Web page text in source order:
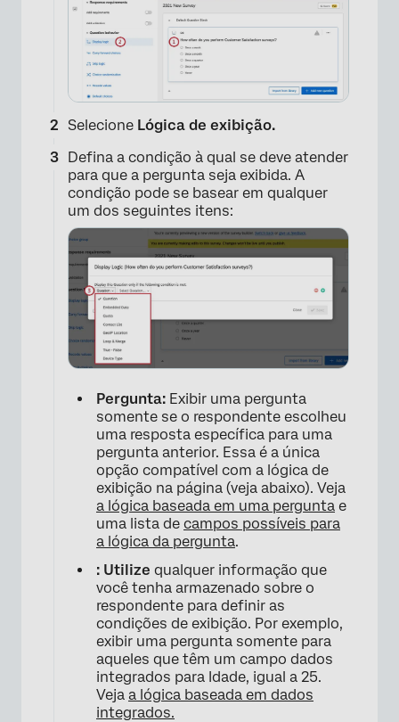
Selecione Lógica de exibição.
Defina a condição à qual se deve atender
para que a pergunta seja exibida. A
condição pode se basear em qualquer
um dos seguintes itens:
Pergunta: Exibir uma pergunta
somente se o respondente escolheu
uma resposta específica para uma
pergunta anterior. Essa é a única
opção compatível com a lógica de
exibição na página (veja abaixo). Veja
a lógica baseada em uma pergunta e
uma lista de campos possíveis para
a lógica da pergunta.
: Utilize qualquer informação que
você tenha armazenado sobre o
respondente para definir as
condições de exibição. Por exemplo,
exibir uma pergunta somente para
aqueles que têm um campo dados
integrados para Idade, igual a 25.
Veja a lógica baseada em dados
integrados.